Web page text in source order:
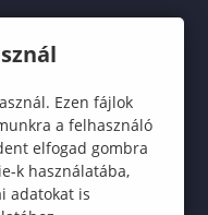
Ezen fájlok
a felhasználó
elfogad gombra
k használatába,
adatokat is